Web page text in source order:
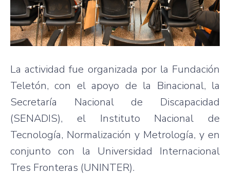
La actividad fue organizada por la Fundación
Teletón, con el apoyo de la Binacional, la
Secretaría Nacional de Discapacidad
(SENADIS), el Instituto Nacional de
Tecnología, Normalización y Metrología, y en
conjunto con la Universidad Internacional
Tres Fronteras (UNINTER).